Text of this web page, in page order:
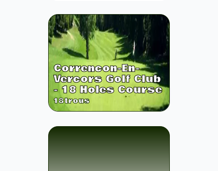
Correncon-En-
Vercors Golf Club
- 18 Holes Course
18trous